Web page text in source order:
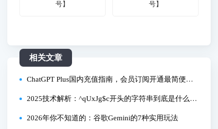
号】
号】
相关文章
ChatGPT Plus国内充值指南，会员订阅开通最简便方
法
2025技术解析：^qUxJg$c开头的字符串到底是什么？
亲测解密全流程
2026年你不知道的：谷歌Gemini的7种实用玩法